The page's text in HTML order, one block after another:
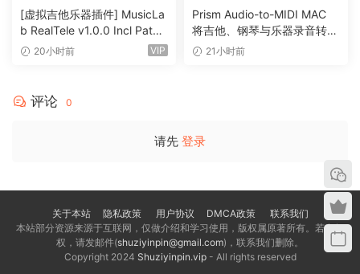
[虚拟吉他乐器插件] MusicLa
b RealTele v1.0.0 Incl Patch
ed and Keygen-R2R [WiN]
20小时前 VIP
Prism Audio-to-MIDI MAC
将吉他、钢琴与乐器录音转换
为可编辑 MIDI
21小时前
评论 0
请先 登录
关于本站 隐私政策 用户协议 DMCA政策
联系我们
本站部分资源来源于互联网，仅做介绍和学习使用，版权属原著所有。若有侵
权，请发邮件(shuziyinpin@gmail.com)，联系我们删除。
Copyright 2024 Shuziyinpin.vip- All rights reserved